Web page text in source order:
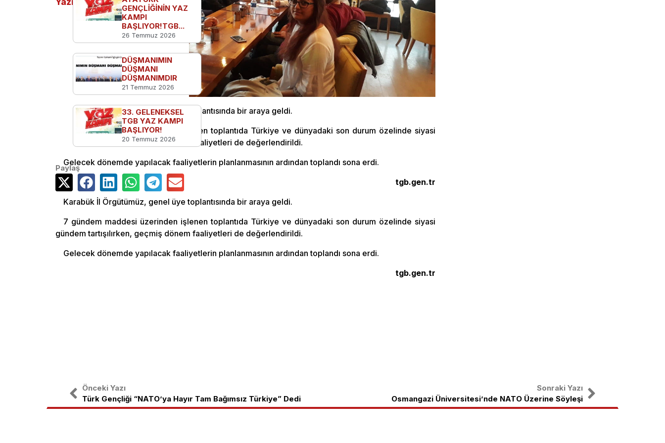
Karabük İl Örgütümüz, genel üye toplantısında bir araya geldi.
7 gündem maddesi üzerinden işlenen toplantıda Türkiye ve dünyadaki son durum özelinde siyasi
gündem tartışılırken, geçmiş dönem faaliyetleri de değerlendirildi.
Gelecek dönemde yapılacak faaliyetlerin planlanmasının ardından toplandı sona erdi.
tgb.gen.tr
Karabük İl Örgütümüz, genel üye toplantısında bir araya geldi.
7 gündem maddesi üzerinden işlenen toplantıda Türkiye ve dünyadaki son durum özelinde siyasi
gündem tartışılırken, geçmiş dönem faaliyetleri de değerlendirildi.
Gelecek dönemde yapılacak faaliyetlerin planlanmasının ardından toplandı sona erdi.
tgb.gen.tr
Yazılar
GENÇLİĞİNİN YAZ
KAMPI
BAŞLIYOR!TGB...
26 Temmuz 2026
DÜŞMANIMIN
DÜŞMANI
DÜŞMANIMDIR
21 Temmuz 2026
33. GELENEKSEL
TGB YAZ KAMPI
BAŞLIYOR!
20 Temmuz 2026
Paylaş
Önceki Yazı
Türk Gençliği “NATO’ya Hayır Tam Bağımsız Türkiye” Dedi
Sonraki Yazı
Osmangazi Üniversitesi’nde NATO Üzerine Söyleşi